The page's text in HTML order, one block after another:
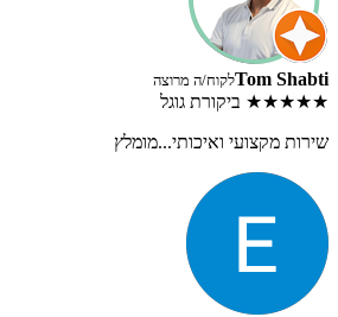
Tom Shabtiלקוח/ה מרוצה
★★★★★ ביקורת גוגל
שירות מקצועי ואיכותי...מומלץ